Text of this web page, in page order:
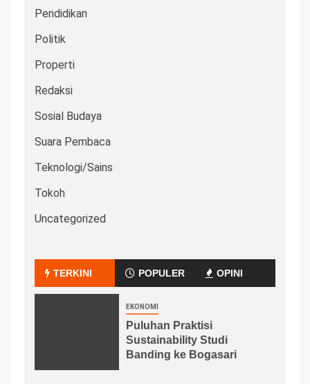
Pendidikan
Politik
Properti
Redaksi
Sosial Budaya
Suara Pembaca
Teknologi/Sains
Tokoh
Uncategorized
TERKINI POPULER OPINI
EKONOMI
Puluhan Praktisi
Sustainability Studi
Banding ke Bogasari